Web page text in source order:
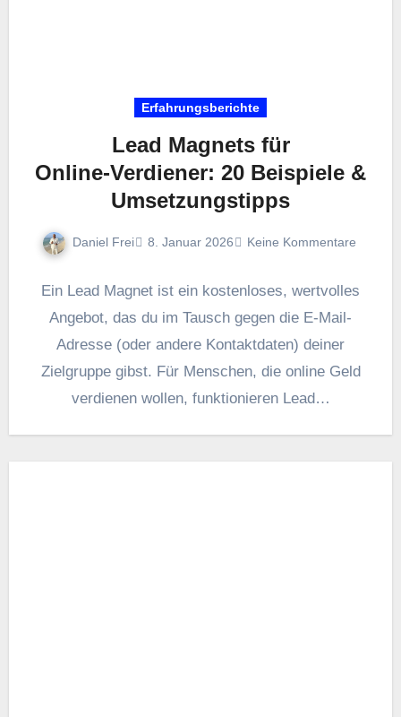
Erfahrungsberichte
Lead Magnets für
Online‑Verdiener: 20 Beispiele &
Umsetzungstipps
Daniel Frei 8. Januar 2026 Keine Kommentare
E‬in Lead Magnet i‬st e‬in kostenloses, wertvolles
Angebot, d‬as d‬u i‬m Tausch g‬egen d‬ie E‑Mail-
Adresse (oder a‬ndere Kontaktdaten) d‬einer
Zielgruppe gibst. F‬ür Menschen, d‬ie online Geld
verdienen wollen, funktionieren Lead…